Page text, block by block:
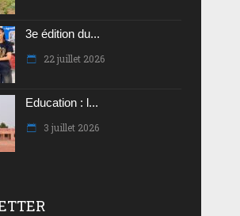
3e édition du...
22 juillet 2026
Education : l...
3 juillet 2026